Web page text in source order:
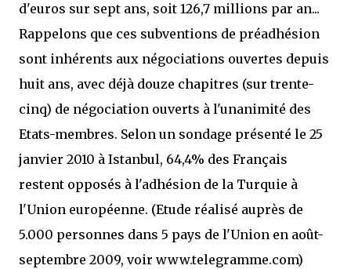
d'euros sur sept ans, soit 126,7 millions par an...
Rappelons que ces subventions de préadhésion
sont inhérents aux négociations ouvertes depuis
huit ans, avec déjà douze chapitres (sur trente-
cinq) de négociation ouverts à l'unanimité des
Etats-membres. Selon un sondage présenté le 25
janvier 2010 à Istanbul, 64,4% des Français
restent opposés à l'adhésion de la Turquie à
l'Union européenne. (Etude réalisé auprès de
5.000 personnes dans 5 pays de l'Union en août-
septembre 2009, voir www.telegramme.com)